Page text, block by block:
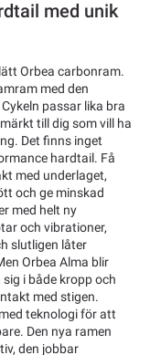
med unik
Orbea carbonram.
med den
passar lika bra
till dig som vill ha
Det finns inget
hardtail. Få
med underlaget,
och ge minskad
med helt ny
och vibrationer,
slutligen låter
Orbea Alma blir
i både kropp och
med stigen.
teknologi för att
Den nya ramen
den jobbar